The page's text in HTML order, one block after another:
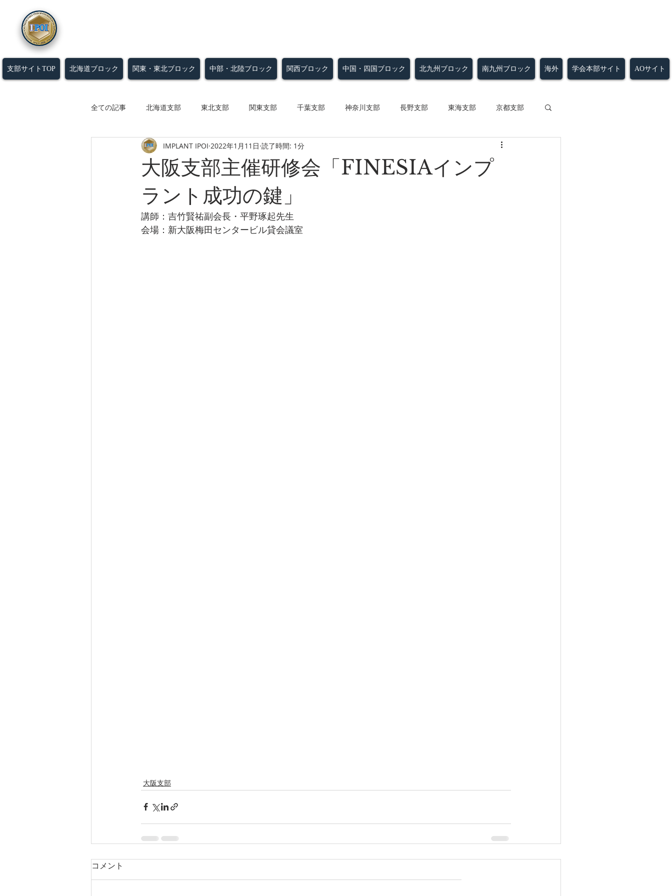
支部サイトTOP 北海道ブロック 関東・東北ブロック 中部・北陸ブロック 関西ブロック 中国・四国ブロック 北九州ブロック 南九州ブロック 海外 学会本部サイト AOサイト
全ての記事 北海道支部 東北支部 関東支部 千葉支部 神奈川支部 長野支部 東海支部 京都支部
大阪支部 兵庫支部 四国支部 中国支部 熊本支部
鹿児島支部 沖縄支部 滋賀支部 海外-上海支部
大阪支部主催研修会「FINESIAインプ
ラント成功の鍵」
IMPLANT IPOI 2022年1月11日 読了時間: 1分
講師：吉竹賢祐副会長・平野琢起先生
会場：新大阪梅田センタービル貸会議室
大阪支部
コメント